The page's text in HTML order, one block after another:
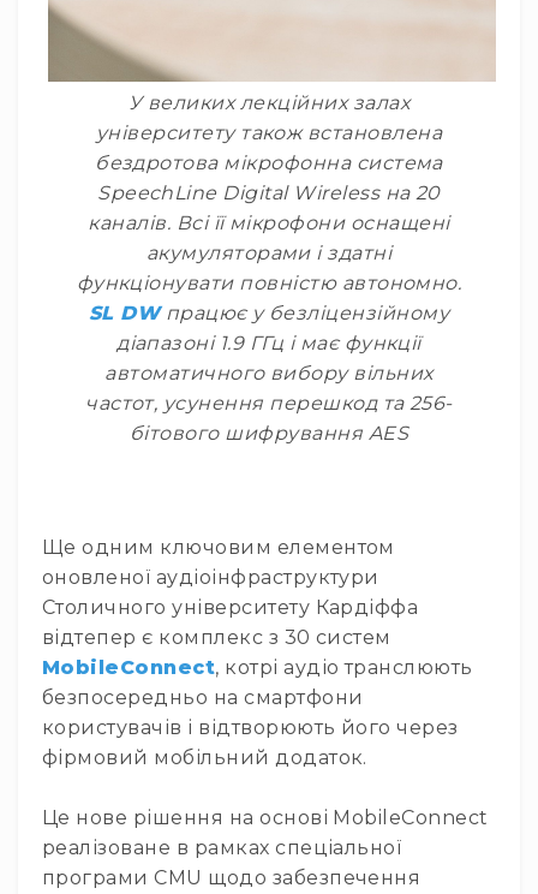
клавіатури
та
Комутація
Готові
кабелі
з
роз'ємами
Кабелі
в
бухтах
Мікрофонні
кабелі
Інструментальні
Інсертні
кабелі
Дата
Мультикор
системи
Відео/
кабелі
Коаксіальні
кабелі
У великих лекційних залах
університету також встановлена
бездротова мікрофонна система
SpeechLine Digital Wireless на 20
каналів. Всі її мікрофони оснащені
акумуляторами і здатні
функціонувати повністю автономно.
SL DWпрацює у безліцензійному
діапазоні 1.9 ГГц і має функції
автоматичного вибору вільних
частот, усунення перешкод та 256-
бітового шифрування AES
Ще одним ключовим елементом
оновленої аудіоінфраструктури
Столичного університету Кардіффа
відтепер є комплекс з 30 систем
MobileConnect, котрі аудіо транслюють
безпосередньо на смартфони
користувачів і відтворюють його через
фірмовий мобільний додаток.
Це нове рішення на основі MobileConnect
реалізоване в рамках спеціальної
програми CMU щодо забезпечення